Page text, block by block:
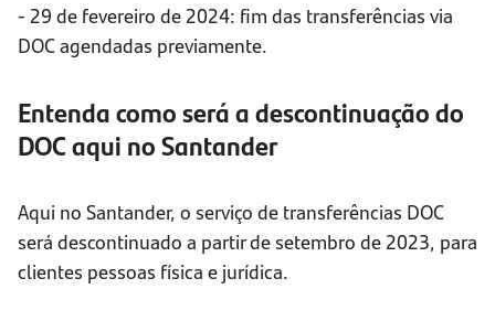
- 29 de fevereiro de 2024: fim das transferências via
DOC agendadas previamente.
Entenda como será a descontinuação do
DOC aqui no Santander
Aqui no Santander, o serviço de transferências DOC
será descontinuado a partir de setembro de 2023, para
clientes pessoas física e jurídica.